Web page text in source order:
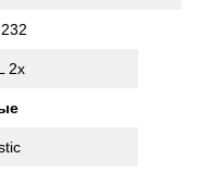
2x